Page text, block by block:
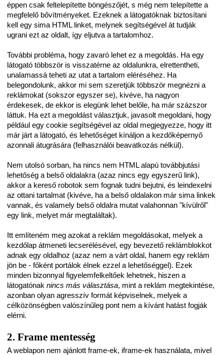
éppen csak feltelepítette böngészőjét, s még nem telepítette a
megfelelő bővítményeket. Ezeknek a látogatóknak biztosítani
kell egy sima HTML linket, melynek segítségével át tudják
ugrani ezt az oldalt, így eljutva a tartalomhoz.
További probléma, hogy zavaró lehet ez a megoldás. Ha egy
látogató többször is visszatérne az oldalunkra, elrettentheti,
unalamassá teheti az utat a tartalom eléréséhez. Ha
belegondolunk, akkor mi sem szeretjük többször megnézni a
reklámokat (sokszor egyszer se), kivéve, ha nagyon
érdekesek, de ekkor is elegünk lehet belőle, ha már százszor
láttuk. Ha ezt a megoldást választjuk, javasolt megoldani, hogy
például egy cookie segítségével az oldal megjegyezze, hogy itt
már járt a látogató, és lehetőséget kínáljon a kezdőképernyő
azonnali átugrására (felhasználói beavatkozás nélkül).
Nem utolsó sorban, ha nincs nem HTML alapú továbbjutási
lehetőség a belső oldalakra (azaz nincs egy egyszerű link),
akkor a kereső robotok sem fognak tudni bejutni, és leindexelni
az ottani tartalmat (kivéve, ha a belső oldalakon már sima linkek
vannak, és valamely belső oldalra mutat valahonnan "kívülről"
egy link, melyet már megtaláltak).
Itt említeném meg azokat a reklám megoldásokat, melyek a
kezdőlap átmeneti lecserélésével, egy bevezető reklámblokkot
adnak egy oldalhoz (azaz nem a várt oldal, hanem egy reklám
jön be - főként portálok élnek ezzel a lehetőséggel). Ezek
minden bizonnyal figyelemfelkeltőek lehetnek, hiszen a
látogatónak nincs más választása, mint a reklám megtekintése,
azonban olyan agresszív formát képviselnek, melyek a
célközönségben valószínűleg pont nem a kívánt hatást fogják
elérni.
2. Frame mentesség
A weblapon nem ajánlott frame-ek, iframe-ek használata, mivel